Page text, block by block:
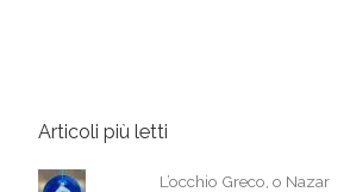
Articoli più letti
L’occhio Greco, o Nazar